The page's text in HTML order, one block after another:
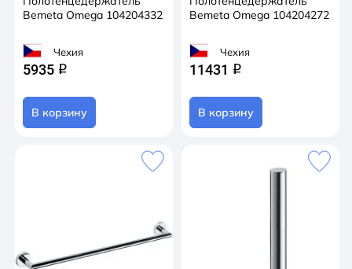
Bemeta Omega 104204332
Чехия
5935 q
В корзину
Bemeta Omega 104204272
Чехия
11431 q
В корзину